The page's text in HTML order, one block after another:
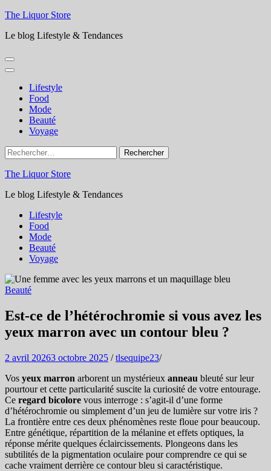
Aller
contenu
Entrée)
The Liquor Store
Le blog Lifestyle & Tendances
Lifestyle
Food
Mode
Beauté
Voyage
Rechercher :
The Liquor Store
Le blog Lifestyle & Tendances
Lifestyle
Food
Mode
Beauté
Voyage
Beauté
Est-ce de l’hétérochromie si vous avez les
yeux marron avec un contour bleu ?
2 avril 20263 octobre 2025 /tlsequipe23/
Vos yeux marron arborent un mystérieux anneau bleuté sur leur
pourtour et cette particularité suscite la curiosité de votre entourage.
Ce regard bicolore vous interroge : s’agit-il d’une forme
d’hétérochromie ou simplement d’un jeu de lumière sur votre iris ?
La frontière entre ces deux phénomènes reste floue pour beaucoup.
Entre génétique, répartition de la mélanine et effets optiques, la
réponse mérite quelques éclaircissements. Plongeons dans les
subtilités de la pigmentation oculaire pour comprendre ce qui se
cache vraiment derrière ce contour bleu si caractéristique.